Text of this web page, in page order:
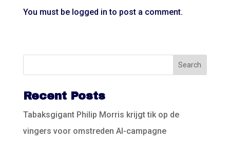
You must be logged in to post a comment.
Recent Posts
Tabaksgigant Philip Morris krijgt tik op de
vingers voor omstreden AI-campagne